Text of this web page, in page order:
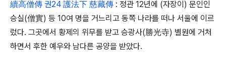
續高僧傳 권24 護法下 慈藏傳 : 정관 12년에 (자장이) 문인인
승실(僧實) 등 10여 명을 거느리고 동쪽 나라를 떠나 서울에 이르
렀다. 그곳에서 황제의 위무를 받고 승광사(勝光寺) 별원에 거처
하면서 후한 예우와 남다른 공양을 받았다.